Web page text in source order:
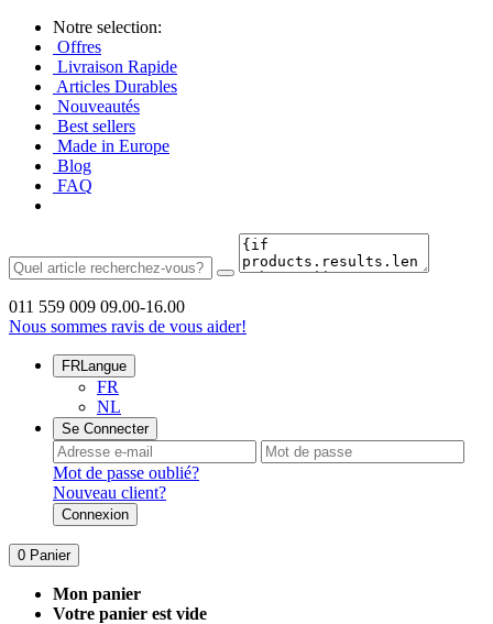
Notre selection:
Offres
Livraison Rapide
Articles Durables
Nouveautés
Best sellers
Made in Europe
Blog
FAQ
011 559 009 09.00-16.00
Nous sommes ravis de vous aider!
FRLangue
FR
NL
Se Connecter
Mot de passe oublié?
Nouveau client?
Connexion
0 Panier
Mon panier
Votre panier est vide